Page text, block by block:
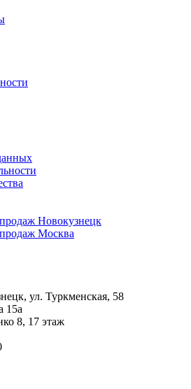
Новокузнецк
Москва
ул. Туркменская, 58
15а
8, 17 этаж